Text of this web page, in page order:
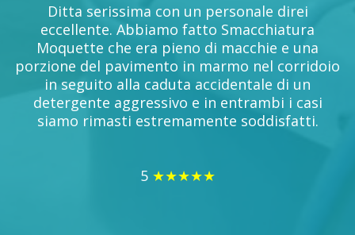
Ditta serissima con un personale direi
eccellente. Abbiamo fatto Smacchiatura
Moquette che era pieno di macchie e una
porzione del pavimento in marmo nel corridoio
in seguito alla caduta accidentale di un
detergente aggressivo e in entrambi i casi
siamo rimasti estremamente soddisfatti.
5 ★★★★★